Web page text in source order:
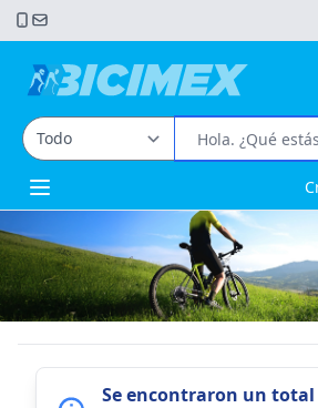
Open main menu
Se encontraron un total